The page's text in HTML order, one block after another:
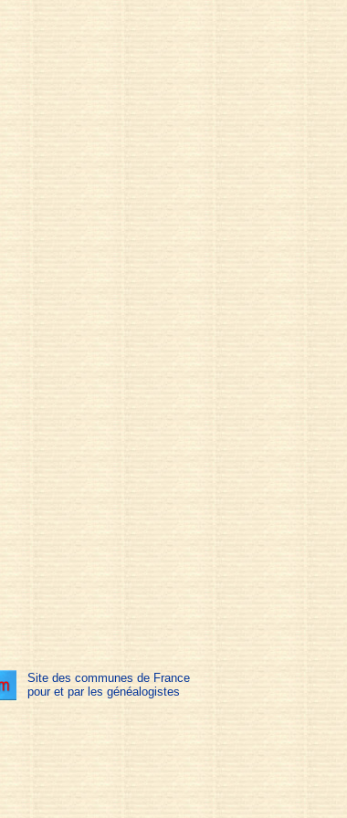
Site des communes de France
pour et par les généalogistes